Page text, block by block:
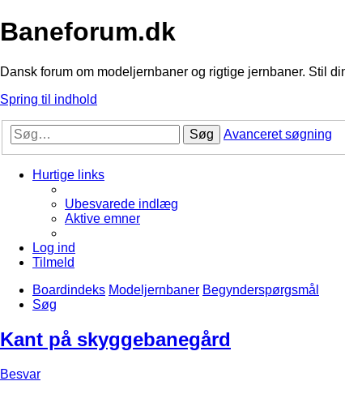
Baneforum.dk
Dansk forum om modeljernbaner og rigtige jernbaner. Stil
Spring til indhold
Søg Avanceret søgning
Hurtige links
Ubesvarede indlæg
Aktive emner
Log ind
Tilmeld
Boardindeks Modeljernbaner Begynderspørgsmål
Søg
Kant på skyggebanegård
Besvar